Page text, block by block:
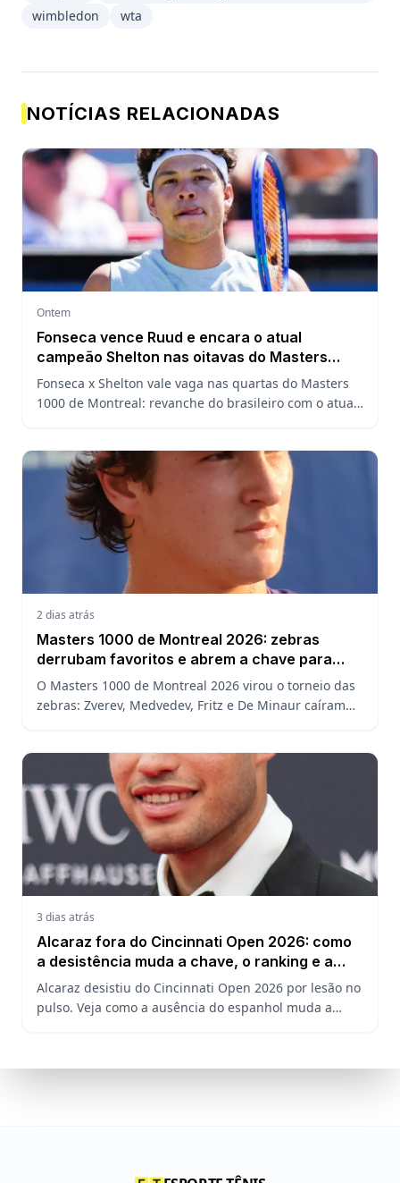
wimbledon
wta
NOTÍCIAS RELACIONADAS
Ontem
Fonseca vence Ruud e encara o atual
campeão Shelton nas oitavas do Masters
1000 de Montreal
Fonseca x Shelton vale vaga nas quartas do Masters
1000 de Montreal: revanche do brasileiro com o atual
2 dias atrás
Masters 1000 de Montreal 2026: zebras
derrubam favoritos e abrem a chave para
João Fonseca
O Masters 1000 de Montreal 2026 virou o torneio das
zebras: Zverev, Medvedev, Fritz e De Minaur caíram
3 dias atrás
Alcaraz fora do Cincinnati Open 2026: como
a desistência muda a chave, o ranking e a
defesa do US Open
Alcaraz desistiu do Cincinnati Open 2026 por lesão no
pulso. Veja como a ausência do espanhol muda a